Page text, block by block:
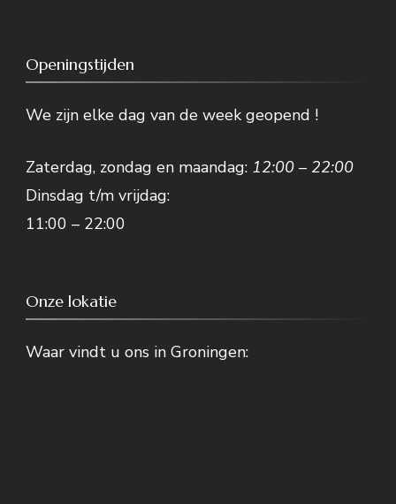
Openingstijden
We zijn elke dag van de week geopend !
Zaterdag, zondag en maandag: 12:00 – 22:00
Dinsdag t/m vrijdag:
11:00 – 22:00
Onze lokatie
Waar vindt u ons in Groningen: